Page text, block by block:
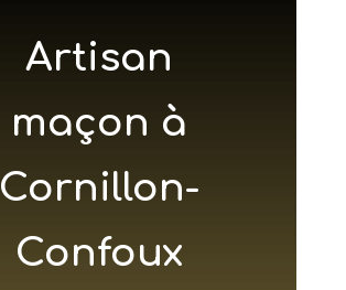
Artisan
maçon à
Cornillon-
Confoux